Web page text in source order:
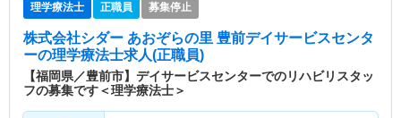
理学療法士 正職員 募集停止
株式会社シダー あおぞらの里 豊前デイサービスセンタ
ーの理学療法士求人(正職員)
【福岡県／豊前市】デイサービスセンターでのリハビリスタッ
フの募集です＜理学療法士＞